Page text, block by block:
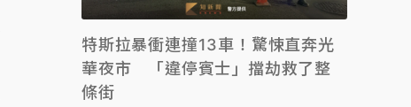
特斯拉暴衝連撞13車！驚悚直奔光
華夜市 「違停賓士」擋劫救了整
條街